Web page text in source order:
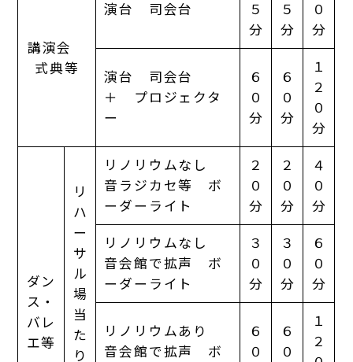
講演会
式典等
演台 司会台
５
分
５
分
０
分
演台 司会台
＋ プロジェクタ
ー
６
０
分
６
０
分
１
２
０
分
ダン
ス・
バレ
エ等
リ
ハ
ー
サ
ル
場
当
た
り
リノリウムなし
音ラジカセ等 ボ
ーダーライト
２
０
分
２
０
分
４
０
分
リノリウムなし
音会館で拡声 ボ
ーダーライト
３
０
分
３
０
分
６
０
分
リノリウムあり
音会館で拡声 ボ
６
０
６
０
１
２